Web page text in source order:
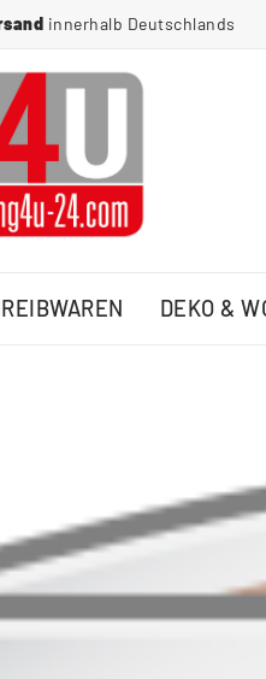
innerhalb Deutschlands
DEKO &